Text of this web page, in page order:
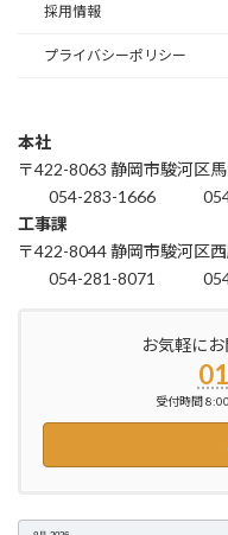
採用情報
プライバシーポリシー
本社
〒422-8063 静岡市駿河区
054-283-1666
工事課
〒422-8044 静岡市駿河区
054-281-8071
お気軽にお
受付時間